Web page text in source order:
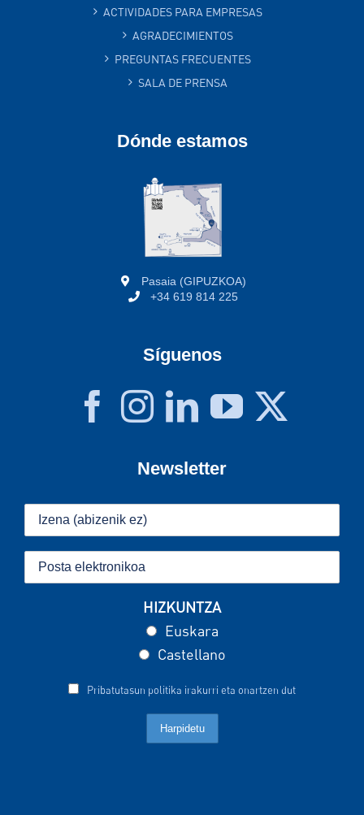
ACTIVIDADES PARA EMPRESAS
AGRADECIMIENTOS
PREGUNTAS FRECUENTES
SALA DE PRENSA
Dónde estamos
Pasaia (GIPUZKOA)
+34 619 814 225
Síguenos
Newsletter
HIZKUNTZA
Euskara
Castellano
Pribatutasun politika irakurri eta onartzen dut